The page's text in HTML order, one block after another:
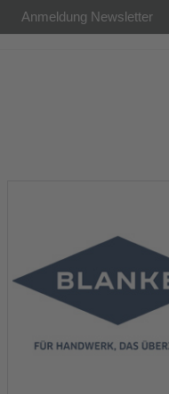
Anmeldung Newsletter